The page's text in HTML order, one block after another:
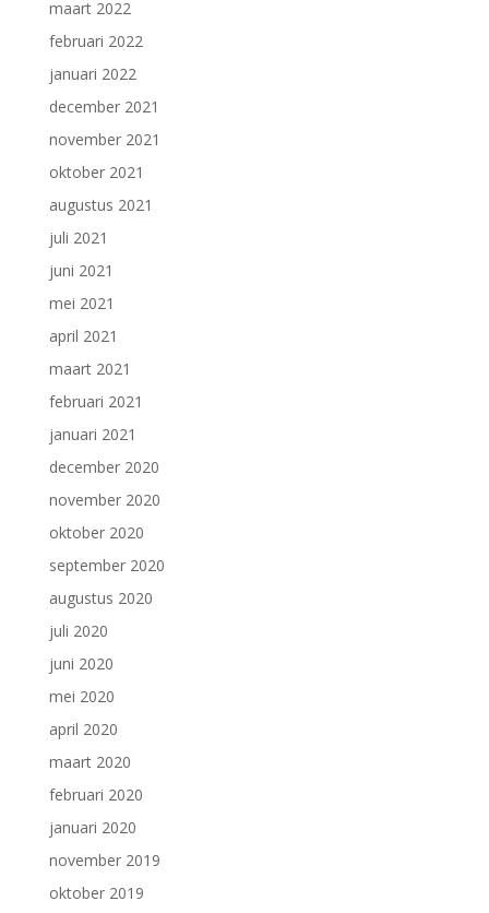
maart 2022
februari 2022
januari 2022
december 2021
november 2021
oktober 2021
augustus 2021
juli 2021
juni 2021
mei 2021
april 2021
maart 2021
februari 2021
januari 2021
december 2020
november 2020
oktober 2020
september 2020
augustus 2020
juli 2020
juni 2020
mei 2020
april 2020
maart 2020
februari 2020
januari 2020
november 2019
oktober 2019